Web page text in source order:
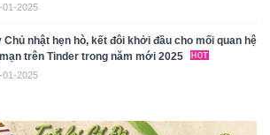
01-2025
Chủ nhật hẹn hò, kết đôi khởi đầu cho mối quan hệ
trên Tinder trong năm mới 2025
01-2025